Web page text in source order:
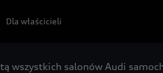
Dla właścicieli
wszystkich salonów Audi